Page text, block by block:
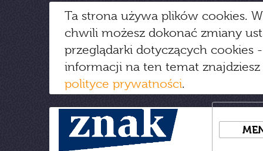
Ta strona używa plików cookies.
chwili możesz dokonać zmiany
przeglądarki dotyczących cookies
informacji na ten temat
polityce prywatności.